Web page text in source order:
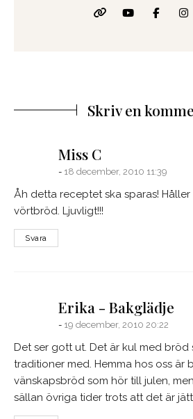
Skriv en
Miss C
18 december, 2010 11:39
Åh detta receptet ska sparas!
vörtbröd. Ljuvligt!!!
Svara
Erika - Bakglädje
19 december, 2010 20:22
Det ser gott ut. Det är kul med bröd
traditioner med. Hemma hos oss är
vänskapsbröd som hör till julen,
sällan övriga tider trots att det är